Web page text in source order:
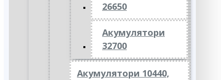
26650
Акумулятори
32700
Акумулятори 10440,